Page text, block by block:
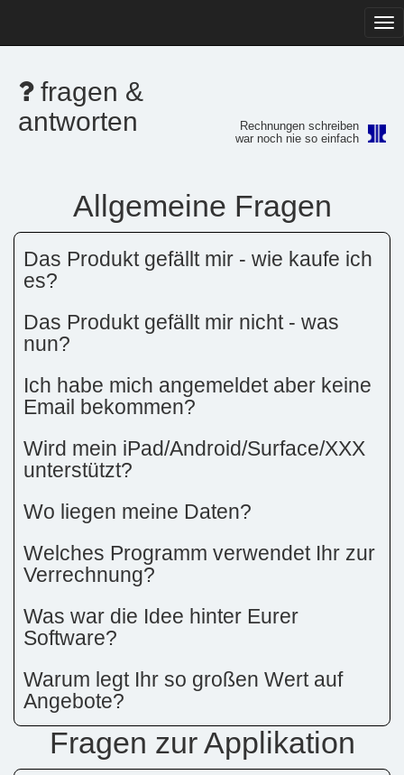
fragen &
antworten
Rechnungen schreiben
war noch nie so einfach
Allgemeine Fragen
Das Produkt gefällt mir - wie kaufe ich
es?
Das Produkt gefällt mir nicht - was
nun?
Ich habe mich angemeldet aber keine
Email bekommen?
Wird mein iPad/Android/Surface/XXX
unterstützt?
Wo liegen meine Daten?
Welches Programm verwendet Ihr zur
Verrechnung?
Was war die Idee hinter Eurer
Software?
Warum legt Ihr so großen Wert auf
Angebote?
Fragen zur Applikation